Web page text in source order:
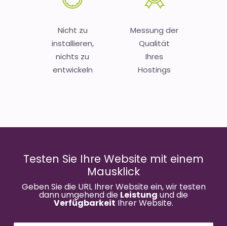
Nicht zu
installieren,
nichts zu
entwickeln
Messung der
Qualität
Ihres
Hostings
Testen Sie Ihre Website mit einem
Mausklick
Geben Sie die URL Ihrer Website ein, wir testen
dann umgehend die Leistung und die
Verfügbarkeit Ihrer Website.